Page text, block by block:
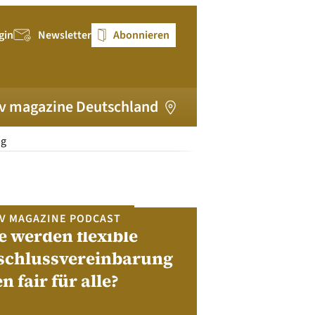
Newsletter Abonnieren
magazine Deutschland
MAGAZINE PODCAST
werden flexible
fair für alle?